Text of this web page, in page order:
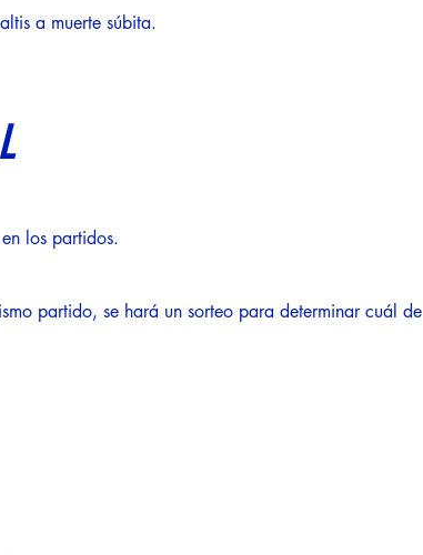
a muerte súbita.​
los partidos.
partido, se hará un sorteo para determinar cuál de